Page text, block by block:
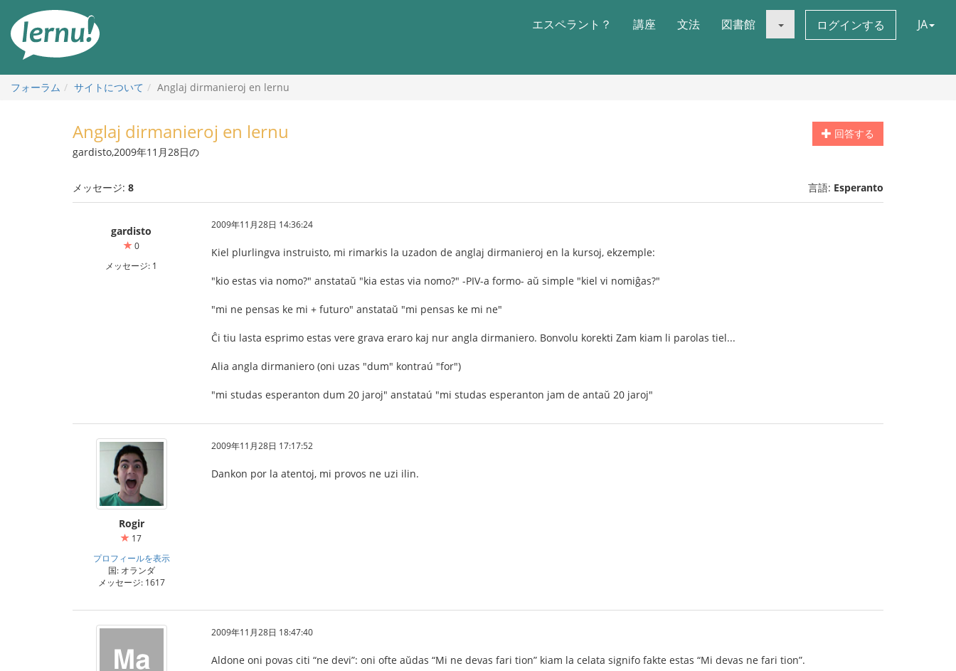
エスペラント？ 講座 文法 図書館 ログインする JA
フォーラム サイトについて Anglaj dirmanieroj en lernu
回答する
Anglaj dirmanieroj en lernu
gardisto,2009年11月28日の
メッセージ: 8 言語: Esperanto
gardisto
0
メッセージ: 1
2009年11月28日 14:36:24
Kiel plurlingva instruisto, mi rimarkis la uzadon de anglaj dirmanieroj en la kursoj, ekzemple:
"kio estas via nomo?" anstataŭ "kia estas via nomo?" -PIV-a formo- aŭ simple "kiel vi nomiĝas?"
"mi ne pensas ke mi + futuro" anstataŭ "mi pensas ke mi ne"
Ĉi tiu lasta esprimo estas vere grava eraro kaj nur angla dirmaniero. Bonvolu korekti Zam kiam li parolas tiel...
Alia angla dirmaniero (oni uzas "dum" kontraú "for")
"mi studas esperanton dum 20 jaroj" anstataú "mi studas esperanton jam de antaŭ 20 jaroj"
Rogir
17
プロフィールを表示
国: オランダ
メッセージ: 1617
2009年11月28日 17:17:52
Dankon por la atentoj, mi provos ne uzi ilin.
2009年11月28日 18:47:40
Aldone oni povas citi “ne devi”: oni ofte aŭdas “Mi ne devas fari tion” kiam la celata signifo fakte estas “Mi devas ne fari tion”.